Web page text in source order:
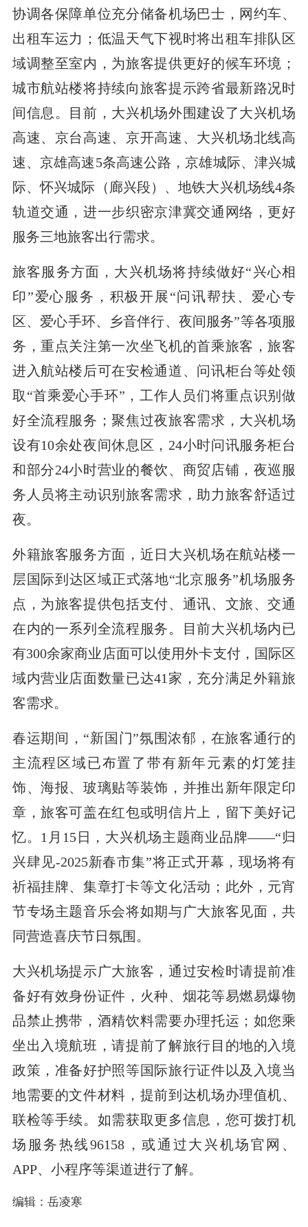
协调各保障单位充分储备机场巴士，网约车、
出租车运力；低温天气下视时将出租车排队区
域调整至室内，为旅客提供更好的候车环境；
城市航站楼将持续向旅客提示跨省最新路况时
间信息。目前，大兴机场外围建设了大兴机场
高速、京台高速、京开高速、大兴机场北线高
速、京雄高速5条高速公路，京雄城际、津兴城
际、怀兴城际（廊兴段）、地铁大兴机场线4条
轨道交通，进一步织密京津冀交通网络，更好
服务三地旅客出行需求。
旅客服务方面，大兴机场将持续做好“兴心相
印”爱心服务，积极开展“问讯帮扶、爱心专
区、爱心手环、乡音伴行、夜间服务”等各项服
务，重点关注第一次坐飞机的首乘旅客，旅客
进入航站楼后可在安检通道、问讯柜台等处领
取“首乘爱心手环”，工作人员们将重点识别做
好全流程服务；聚焦过夜旅客需求，大兴机场
设有10余处夜间休息区，24小时问讯服务柜台
和部分24小时营业的餐饮、商贸店铺，夜巡服
务人员将主动识别旅客需求，助力旅客舒适过
夜。
外籍旅客服务方面，近日大兴机场在航站楼一
层国际到达区域正式落地“北京服务”机场服务
点，为旅客提供包括支付、通讯、文旅、交通
在内的一系列全流程服务。目前大兴机场内已
有300余家商业店面可以使用外卡支付，国际区
域内营业店面数量已达41家，充分满足外籍旅
客需求。
春运期间，“新国门”氛围浓郁，在旅客通行的
主流程区域已布置了带有新年元素的灯笼挂
饰、海报、玻璃贴等装饰，并推出新年限定印
章，旅客可盖在红包或明信片上，留下美好记
忆。1月15日，大兴机场主题商业品牌——“归
兴肆见-2025新春市集”将正式开幕，现场将有
祈福挂牌、集章打卡等文化活动；此外，元宵
节专场主题音乐会将如期与广大旅客见面，共
同营造喜庆节日氛围。
大兴机场提示广大旅客，通过安检时请提前准
备好有效身份证件，火种、烟花等易燃易爆物
品禁止携带，酒精饮料需要办理托运；如您乘
坐出入境航班，请提前了解旅行目的地的入境
政策，准备好护照等国际旅行证件以及入境当
地需要的文件材料，提前到达机场办理值机、
联检等手续。如需获取更多信息，您可拨打机
场服务热线96158，或通过大兴机场官网、
APP、小程序等渠道进行了解。
编辑：岳凌寒